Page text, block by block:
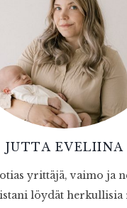
JUTTA EVELIINA
yrittäjä, vaimo ja
löydät herkullisia